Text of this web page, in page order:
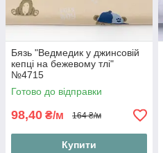
Бязь "Ведмедик у джинсовій
кепці на бежевому тлі"
№4715
Готово до відправки
98,40 ₴/м 164 ₴/м
Купити